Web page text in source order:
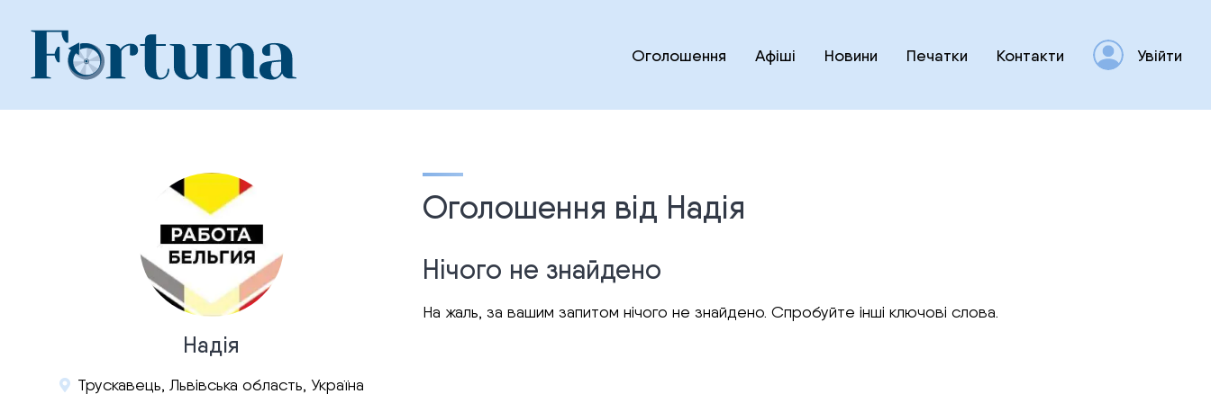
content
Оголошення Афіші Новини Печатки Контакти Увійти
Надія
Трускавець, Львівська область, Україна
Оголошення від Надія
Нічого не знайдено
На жаль, за вашим запитом нічого не знайдено. Спробуйте інші ключові слова.